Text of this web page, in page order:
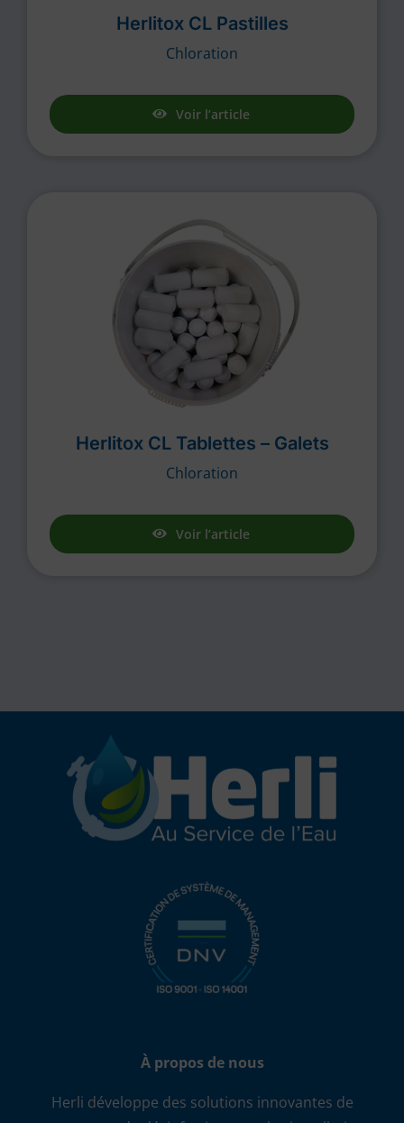
Herlitox CL Pastilles
Chloration
Voir l’article
Herlitox CL Tablettes – Galets
Chloration
Voir l’article
À propos de nous
Herli développe des solutions innovantes de